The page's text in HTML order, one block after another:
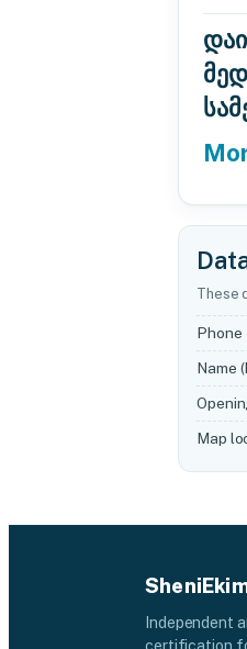
These
Phone
Name
Map
Independent